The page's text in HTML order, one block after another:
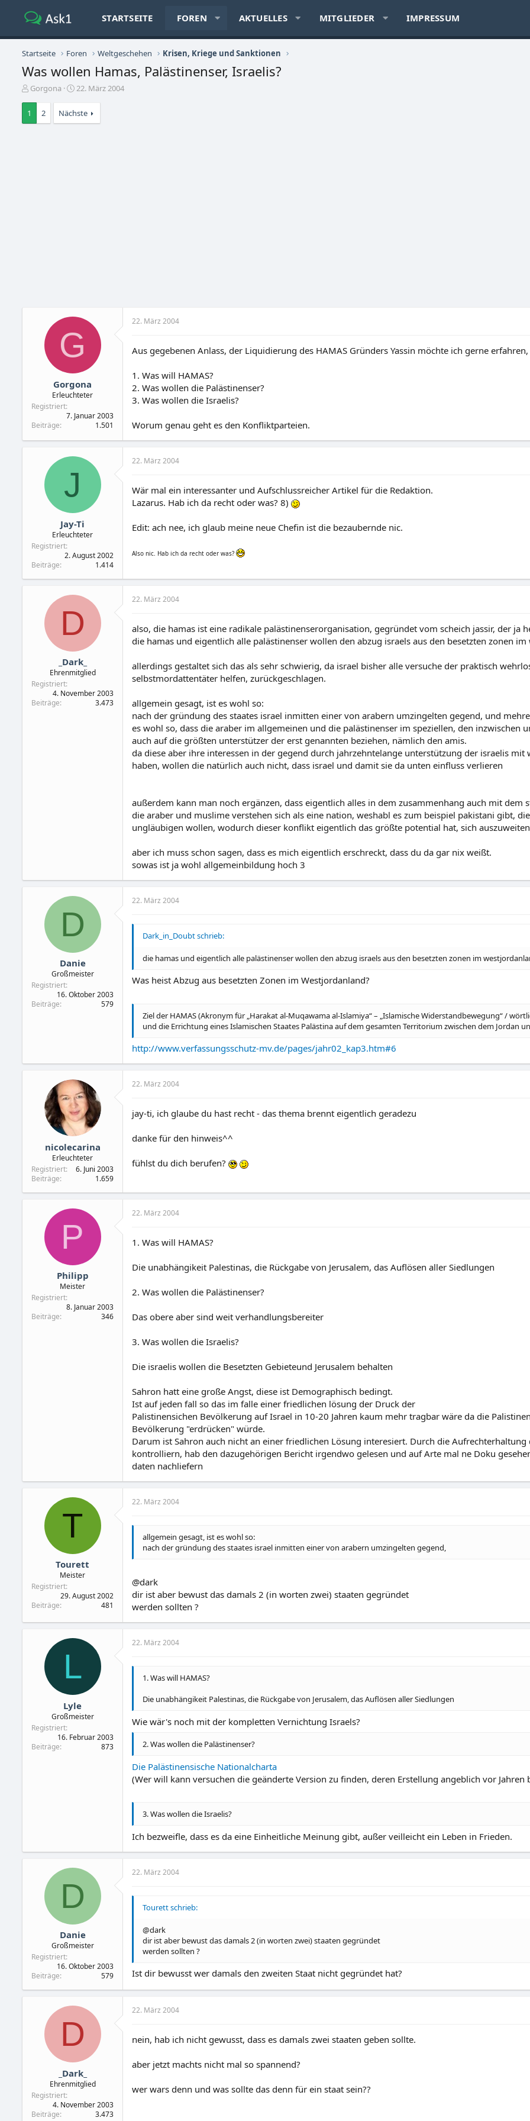
STARTSEITE FOREN AKTUELLES MITGLIEDER IMPRESSUM
Startseite Foren Weltgeschehen Krisen, Kriege und Sanktionen
Was wollen Hamas, Palästinenser, Israelis?
E
s
t
Gorgona
E
t
22. März 2004
1 2 Nächste
G
Gorgona
Erleuchteter
Registriert
7. Januar 2003
Beiträge
1.501
22. März 2004
Aus gegebenen Anlass, der Liquidierung des HAMAS Gründers Yassin möchte ich gerne
1. Was will HAMAS?
2. Was wollen die Palästinenser?
3. Was wollen die Israelis?
Worum genau geht es den Konfliktparteien.
J
Jay-Ti
Erleuchteter
Registriert
2. August 2002
Beiträge
1.414
22. März 2004
Wär mal ein interessanter und Aufschlussreicher Artikel für die Redaktion.
Lazarus. Hab ich da recht oder was? 8)
Edit: ach nee, ich glaub meine neue Chefin ist die bezaubernde nic.
Also nic. Hab ich da recht oder was?
D
_Dark_
Ehrenmitglied
Registriert
4. November 2003
Beiträge
3.473
22. März 2004
also, die hamas ist eine radikale palästinenserorganisation, gegründet vom scheich jassir, der ja
die hamas und eigentlich alle palästinenser wollen den abzug israels aus den besetzten zonen
allerdings gestaltet sich das als sehr schwierig, da israel bisher alle versuche der praktisch
selbstmordattentäter helfen, zurückgeschlagen.
allgemein gesagt, ist es wohl so:
nach der gründung des staates israel inmitten einer von arabern umzingelten gegend, und
es wohl so, dass die araber im allgemeinen und die palästinenser im speziellen, den inzwischen
auch auf die größten unterstützer der erst genannten beziehen, nämlich den amis.
da diese aber ihre interessen in der gegend durch jahrzehntelange unterstützung der israelis
haben, wollen die natürlich auch nicht, dass israel und damit sie da unten einfluss verlieren
außerdem kann man noch ergänzen, dass eigentlich alles in dem zusammenhang auch mit
die araber und muslime verstehen sich als eine nation, weshabl es zum beispiel pakistani gibt,
ungläubigen wollen, wodurch dieser konflikt eigentlich das größte potential hat, sich
aber ich muss schon sagen, dass es mich eigentlich erschreckt, dass du da gar nix weißt.
sowas ist ja wohl allgemeinbildung hoch 3
D
Danie
Großmeister
Registriert
16. Oktober 2003
Beiträge
579
22. März 2004
Dark_in_Doubt schrieb:
die hamas und eigentlich alle palästinenser wollen den abzug israels aus den besetzten zonen im
Was heist Abzug aus besetzten Zonen im Westjordanland?
Ziel der HAMAS (Akronym für „Harakat al-Muqawama al-Islamiya“ – „Islamische Wider­standbewegung“ /
und die Errichtung eines Islamischen Staates Palästina auf dem gesamten Territorium zwischen dem Jordan
http://www.verfassungsschutz-mv.de/pages/jahr02_kap3.htm#6
nicolecarina
Erleuchteter
Registriert
6. Juni 2003
Beiträge
1.659
22. März 2004
jay-ti, ich glaube du hast recht - das thema brennt eigentlich geradezu
danke für den hinweis^^
fühlst du dich berufen?
P
Philipp
Meister
Registriert
8. Januar 2003
Beiträge
346
22. März 2004
1. Was will HAMAS?
Die unabhängikeit Palestinas, die Rückgabe von Jerusalem, das Auflösen aller Siedlungen
2. Was wollen die Palästinenser?
Das obere aber sind weit verhandlungsbereiter
3. Was wollen die Israelis?
Die israelis wollen die Besetzten Gebieteund Jerusalem behalten
Sahron hatt eine große Angst, diese ist Demographisch bedingt.
Ist auf jeden fall so das im falle einer friedlichen lösung der Druck der
Palistinensichen Bevölkerung auf Israel in 10-20 Jahren kaum mehr tragbar wäre da die
Bevölkerung "erdrücken" würde.
Darum ist Sahron auch nicht an einer friedlichen Lösung interesiert. Durch die
kontrolliern, hab den dazugehörigen Bericht irgendwo gelesen und auf Arte mal ne Doku
daten nachliefern
T
Tourett
Meister
Registriert
29. August 2002
Beiträge
481
22. März 2004
allgemein gesagt, ist es wohl so:
nach der gründung des staates israel inmitten einer von arabern umzingelten gegend,
@dark
dir ist aber bewust das damals 2 (in worten zwei) staaten gegründet
werden sollten ?
L
Lyle
Großmeister
Registriert
16. Februar 2003
Beiträge
873
22. März 2004
1. Was will HAMAS?
Die unabhängikeit Palestinas, die Rückgabe von Jerusalem, das Auflösen aller Siedlungen
Wie wär's noch mit der kompletten Vernichtung Israels?
2. Was wollen die Palästinenser?
Die Palästinensische Nationalcharta
(Wer will kann versuchen die geänderte Version zu finden, deren Erstellung angeblich vor Jahren
3. Was wollen die Israelis?
Ich bezweifle, dass es da eine Einheitliche Meinung gibt, außer veilleicht ein Leben in Frieden.
D
Danie
Großmeister
Registriert
16. Oktober 2003
Beiträge
579
22. März 2004
Tourett schrieb:
@dark
dir ist aber bewust das damals 2 (in worten zwei) staaten gegründet
werden sollten ?
Ist dir bewusst wer damals den zweiten Staat nicht gegründet hat?
D
_Dark_
Ehrenmitglied
Registriert
4. November 2003
Beiträge
3.473
22. März 2004
nein, hab ich nicht gewusst, dass es damals zwei staaten geben sollte.
aber jetzt machts nicht mal so spannend?
wer wars denn und was sollte das denn für ein staat sein??